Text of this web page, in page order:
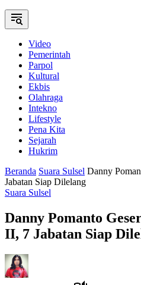
Video
Pemerintah
Parpol
Kultural
Ekbis
Olahraga
Intekno
Lifestyle
Pena Kita
Sejarah
Hukrim
Beranda Suara Sulsel Danny
Jabatan Siap Dilelang
Suara Sulsel
Danny Pomanto
II, 7 Jabatan Siap